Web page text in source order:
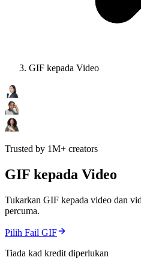
GIF kepada Video
Trusted by 1M+ creators
GIF kepada Video
Tukarkan GIF kepada video dan
percuma.
Pilih Fail GIF
Tiada kad kredit diperlukan